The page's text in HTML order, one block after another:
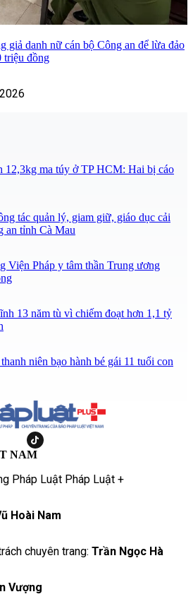
giả danh nữ cán bộ Công an để lừa đảo
triệu đồng
12,3kg ma túy ở TP HCM: Hai bị cáo
tác quản lý, giam giữ, giáo dục cải
an tỉnh Cà Mau
Viện Pháp y tâm thần Trung ương
13 năm tù vì chiếm đoạt hơn 1,1 tỷ
niên bạo hành bé gái 11 tuổi con
NAM
Pháp Luật Pháp Luật +
Hoài Nam
chuyên trang: Trần Ngọc Hà
Vượng